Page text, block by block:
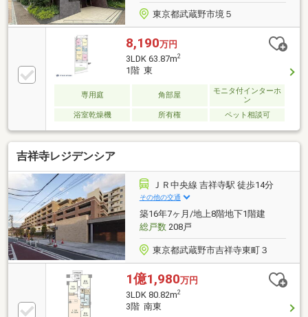
東京都武蔵野市境５
8,190万円
3LDK 63.87m2
1階 東
専用庭 角部屋
モニタ付インターホ
ン
浴室乾燥機
所有権 ペット相談可
吉祥寺レジデンシア
ＪＲ中央線 吉祥寺駅 徒歩14分
その他の交通
築16年7ヶ月/地上8階地下1階建
総戸数208戸
東京都武蔵野市吉祥寺東町３
1億1,980万円
3LDK 80.82m2
3階 南東